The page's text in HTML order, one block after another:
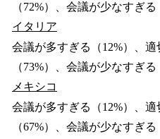
（72%）、会議が少なすぎる
イタリア
会議が多すぎる（12%）、
（73%）、会議が少なすぎる
メキシコ
会議が多すぎる（12%）、
（67%）、会議が少なすぎる